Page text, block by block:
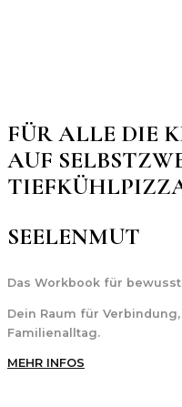
FÜR ALLE DIE
AUF
SEELENMUT
Das Workbook für
Dein Raum für
Familienalltag.
MEHR INFOS